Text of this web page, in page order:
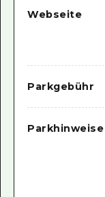
Webseite
Parkgebühr
Parkhinweise